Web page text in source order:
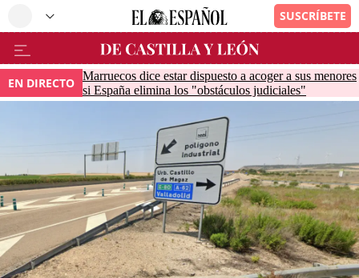
EN DIRECTO Marruecos dice estar dispuesto a acoger a sus menores
si España elimina los "obstáculos judiciales"